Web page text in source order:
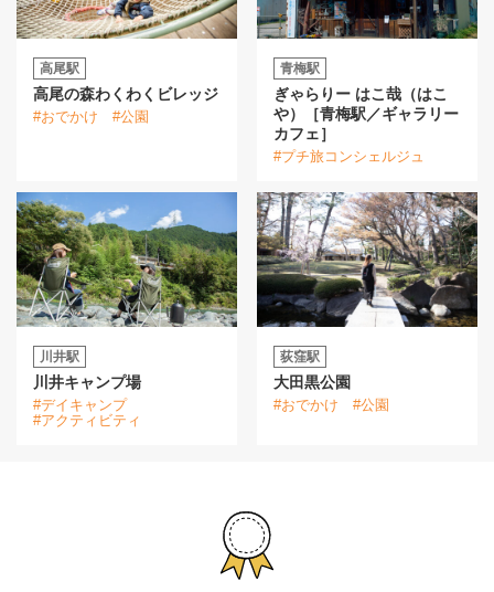
高尾駅
高尾の森わくわくビレッジ
#おでかけ #公園
青梅駅
ぎゃらりー はこ哉（はこ
や）［青梅駅／ギャラリー
カフェ］
#プチ旅コンシェルジュ
川井駅
川井キャンプ場
#デイキャンプ
#アクティビティ
荻窪駅
大田黒公園
#おでかけ #公園